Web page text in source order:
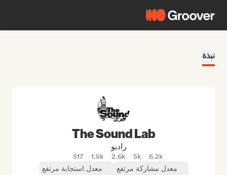
نبذة
The Sound Lab
راديو
6.2k
5k
2.6k
1.5k
517
معدل مشاركة مرتفع
معدل استجابة مرتفع